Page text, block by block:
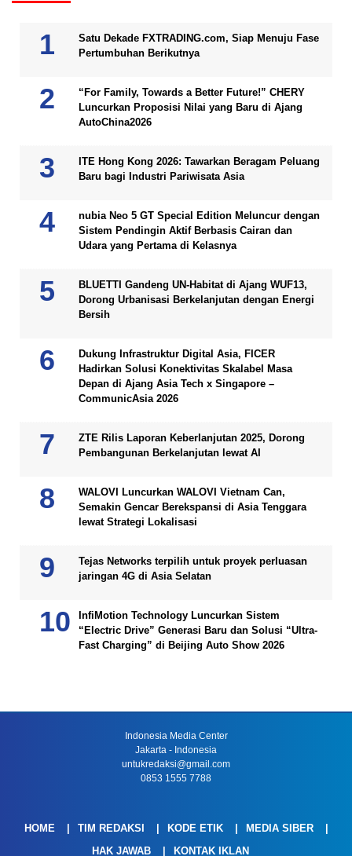
Satu Dekade FXTRADING.com, Siap Menuju Fase
Pertumbuhan Berikutnya
“For Family, Towards a Better Future!” CHERY
Luncurkan Proposisi Nilai yang Baru di Ajang
AutoChina2026
ITE Hong Kong 2026: Tawarkan Beragam Peluang
Baru bagi Industri Pariwisata Asia
nubia Neo 5 GT Special Edition Meluncur dengan
Sistem Pendingin Aktif Berbasis Cairan dan
Udara yang Pertama di Kelasnya
BLUETTI Gandeng UN-Habitat di Ajang WUF13,
Dorong Urbanisasi Berkelanjutan dengan Energi
Bersih
Dukung Infrastruktur Digital Asia, FICER
Hadirkan Solusi Konektivitas Skalabel Masa
Depan di Ajang Asia Tech x Singapore –
CommunicAsia 2026
ZTE Rilis Laporan Keberlanjutan 2025, Dorong
Pembangunan Berkelanjutan lewat AI
WALOVI Luncurkan WALOVI Vietnam Can,
Semakin Gencar Berekspansi di Asia Tenggara
lewat Strategi Lokalisasi
Tejas Networks terpilih untuk proyek perluasan
jaringan 4G di Asia Selatan
InfiMotion Technology Luncurkan Sistem
“Electric Drive” Generasi Baru dan Solusi “Ultra-
Fast Charging” di Beijing Auto Show 2026
Indonesia Media Center
Jakarta - Indonesia
untukredaksi@gmail.com
0853 1555 7788
HOME TIM REDAKSI KODE ETIK
MEDIA SIBER
HAK JAWAB
KONTAK IKLAN